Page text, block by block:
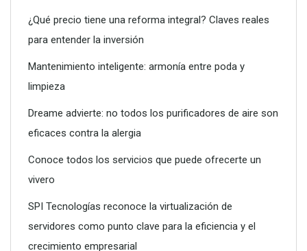
Conoce todos los servicios que puede ofrecerte un vivero
¿Qué precio tiene una reforma integral? Claves reales
para entender la inversión
Mantenimiento inteligente: armonía entre poda y
limpieza
Dreame advierte: no todos los purificadores de aire son
eficaces contra la alergia
Conoce todos los servicios que puede ofrecerte un
vivero
SPI Tecnologías reconoce la virtualización de
servidores como punto clave para la eficiencia y el
crecimiento empresarial